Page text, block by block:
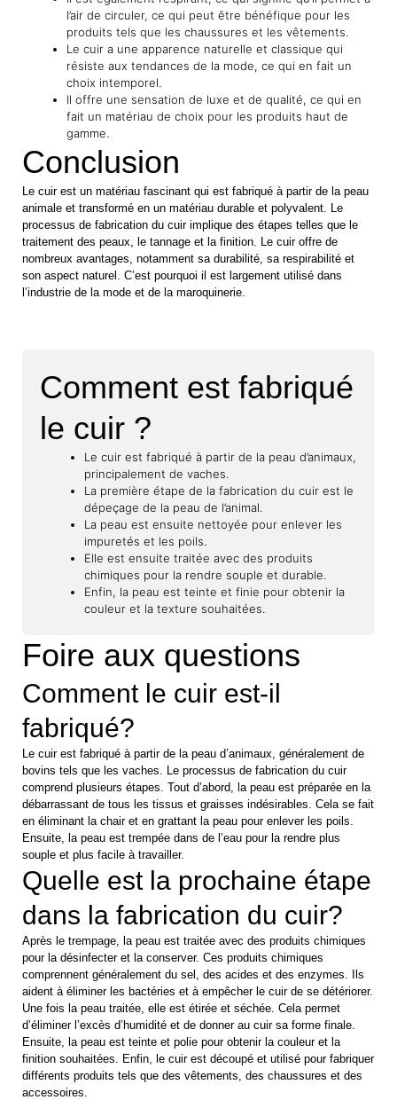
l’air de circuler, ce qui peut être bénéfique pour les
produits tels que les chaussures et les vêtements.
Le cuir a une apparence naturelle et classique qui
résiste aux tendances de la mode, ce qui en fait un
choix intemporel.
Il offre une sensation de luxe et de qualité, ce qui en
fait un matériau de choix pour les produits haut de
gamme.
Conclusion
Le cuir est un matériau fascinant qui est fabriqué à partir de la peau
animale et transformé en un matériau durable et polyvalent. Le
processus de fabrication du cuir implique des étapes telles que le
traitement des peaux, le tannage et la finition. Le cuir offre de
nombreux avantages, notamment sa durabilité, sa respirabilité et
son aspect naturel. C’est pourquoi il est largement utilisé dans
l’industrie de la mode et de la maroquinerie.
Comment est fabriqué
le cuir ?
Le cuir est fabriqué à partir de la peau d’animaux,
principalement de vaches.
La première étape de la fabrication du cuir est le
dépeçage de la peau de l’animal.
La peau est ensuite nettoyée pour enlever les
impuretés et les poils.
Elle est ensuite traitée avec des produits
chimiques pour la rendre souple et durable.
Enfin, la peau est teinte et finie pour obtenir la
couleur et la texture souhaitées.
Foire aux questions
Comment le cuir est-il
fabriqué?
Le cuir est fabriqué à partir de la peau d’animaux, généralement de
bovins tels que les vaches. Le processus de fabrication du cuir
comprend plusieurs étapes. Tout d’abord, la peau est préparée en la
débarrassant de tous les tissus et graisses indésirables. Cela se fait
en éliminant la chair et en grattant la peau pour enlever les poils.
Ensuite, la peau est trempée dans de l’eau pour la rendre plus
souple et plus facile à travailler.
Quelle est la prochaine étape
dans la fabrication du cuir?
Après le trempage, la peau est traitée avec des produits chimiques
pour la désinfecter et la conserver. Ces produits chimiques
comprennent généralement du sel, des acides et des enzymes. Ils
aident à éliminer les bactéries et à empêcher le cuir de se détériorer.
Une fois la peau traitée, elle est étirée et séchée. Cela permet
d’éliminer l’excès d’humidité et de donner au cuir sa forme finale.
Ensuite, la peau est teinte et polie pour obtenir la couleur et la
finition souhaitées. Enfin, le cuir est découpé et utilisé pour fabriquer
différents produits tels que des vêtements, des chaussures et des
accessoires.